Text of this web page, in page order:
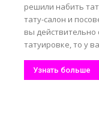
решили набить
тату-салон и
вы действительно
татуировке, то у
Узнать больше